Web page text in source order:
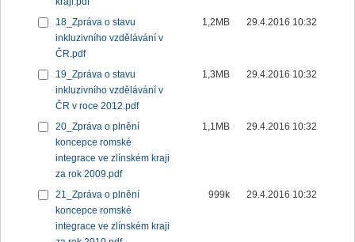
18_Zpráva o stavu
inkluzivního vzdělávání v
ČR.pdf
1,2MB 29.4.2016 10:32
19_Zpráva o stavu
inkluzivního vzdělávání v
ČR v roce 2012.pdf
1,3MB 29.4.2016 10:32
20_Zpráva o plnění
koncepce romské
integrace ve zlínském kraji
za rok 2009.pdf
1,1MB 29.4.2016 10:32
21_Zpráva o plnění
koncepce romské
integrace ve zlínském kraji
999k 29.4.2016 10:32